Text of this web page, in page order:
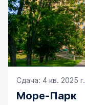
Сдача: 4 кв. 2025 г.
Море-Парк